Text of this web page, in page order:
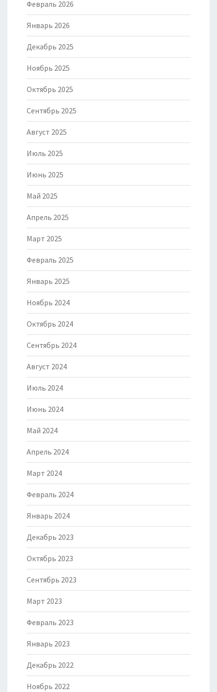
Февраль 2026
Январь 2026
Декабрь 2025
Ноябрь 2025
Октябрь 2025
Сентябрь 2025
Август 2025
Июль 2025
Июнь 2025
Май 2025
Апрель 2025
Март 2025
Февраль 2025
Январь 2025
Ноябрь 2024
Октябрь 2024
Сентябрь 2024
Август 2024
Июль 2024
Июнь 2024
Май 2024
Апрель 2024
Март 2024
Февраль 2024
Январь 2024
Декабрь 2023
Октябрь 2023
Сентябрь 2023
Март 2023
Февраль 2023
Январь 2023
Декабрь 2022
Ноябрь 2022